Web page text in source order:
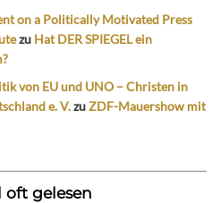
on a Politically Motivated Press
zu Hat DER SPIEGEL ein
von EU und UNO – Christen in
e. V.zuZDF-Mauershow mit
oft gelesen